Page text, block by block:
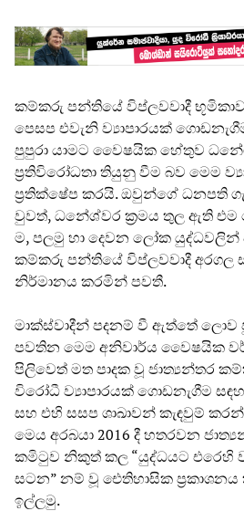
කම්කරු පන්තියේ විප්ලවවාදී
පෙසප එවැනි ව්‍යාපාරයක්
පුපුරා යාමට වෛෂයික හේතුව
ප්‍රතිවිරෝධතා තියුනු වීම බව මෙම
ප්‍රතික්ෂේප කරයි. ඔවුන්ගේ ධනපති
වුවත්, ධනේශ්වර ක්‍රමය තුල ඇති
ම, පලමු හා දෙවන ලෝක යුද්ධවලින්
කම්කරු පන්තියේ විප්ලවවාදී අරගල
නිර්මානය කරමින් පවතී.
මාක්ස්වාදීන් පදනම් වී ඇත්තේ ලොව
පවතින මෙම අනිවාර්ය වෛෂයික
පිලිවෙත් මත පාදක වූ ජාත්‍යන්තර
විරෝධී ව්‍යාපාරයක් ගොඩනැගීම
සහ එහි සසප ශාඛාවන් කැඳවුම්
මෙය අරබයා 2016 දී හතරවන
කමිටුව නිකුත් කල “යුද්ධයට එරෙහි ව
සටන” නම් වූ ඓතිහාසික
ඉල්ලමු.